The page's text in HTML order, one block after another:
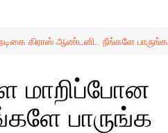
கிராஸ் ஆண்டனி.. நீங்களே பாருங்க
மாறிப்போன
பாருங்க